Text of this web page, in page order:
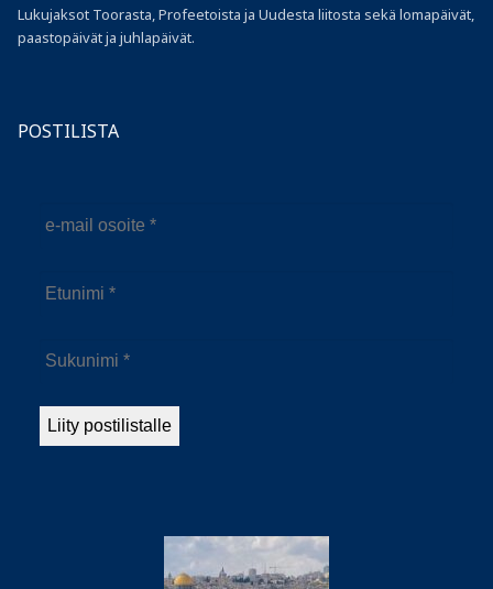
Lukujaksot Toorasta, Profeetoista ja Uudesta liitosta sekä lomapäivät,
paastopäivät ja juhlapäivät.
POSTILISTA